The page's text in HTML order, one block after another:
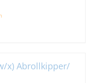
x) Abrollkipper/